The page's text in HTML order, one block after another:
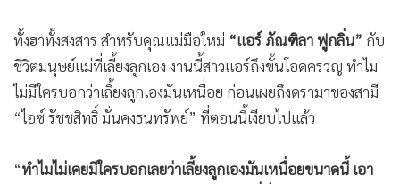
• ชุมชน-คุณภาพชีวิต
• อาชญากรรม
• Motoring
• เกม
• SMEs
ทั้งฮาทั้งสงสาร สำหรับคุณแม่มือใหม่ “แอร์ ภัณฑิลา ฟูกลิ่น” กับ
ชีวิตมนุษย์แม่ที่เลี้ยงลูกเอง งานนี้สาวแอร์ถึงขั้นโอดครวญ ทำไม
ไม่มีใครบอกว่าเลี้ยงลูกเองมันเหนื่อย ก่อนเผยถึงดรามาของสามี
“ไอซ์ รัชชสิทธิ์ มั่นคงธนทรัพย์” ที่ตอนนี้เงียบไปแล้ว
“ทำไมไม่เคยมีใครบอกเลยว่าเลี้ยงลูกเองมันเหนื่อยขนาดนี้ เอา